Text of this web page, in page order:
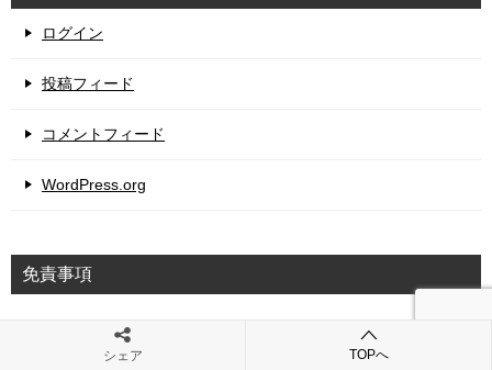
ログイン
投稿フィード
コメントフィード
WordPress.org
免責事項
当サイトにおける内容の正確性に関しては、それを保障する
ものではありません。また、記載されている情報や、リンク
シェア TOPへ